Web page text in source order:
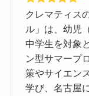
クレマティス
ル」は、幼児
中学生を対象
ン型サマープ
策やサイエン
学び、名古屋